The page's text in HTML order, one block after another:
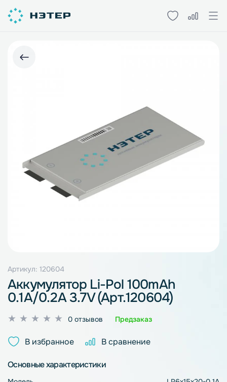
Артикул: 120604
Аккумулятор Li-Pol 100mAh
0.1A/0.2A 3.7V (Арт.120604)
Оценка
из
0 отзывов Предзаказ
В избранное В сравнение
Основные характеристики